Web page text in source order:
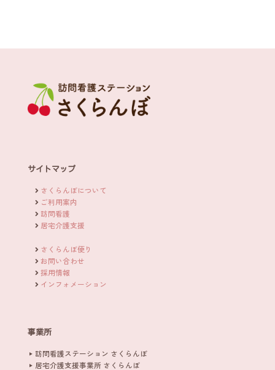
サイトマップ
さくらんぼについて
ご利用案内
訪問看護
居宅介護支援
さくらんぼ便り
お問い合わせ
採用情報
インフォメーション
事業所
訪問看護ステーション さくらんぼ
居宅介護支援事業所 さくらんぼ